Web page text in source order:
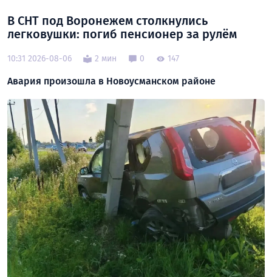
В СНТ под Воронежем столкнулись
легковушки: погиб пенсионер за рулём
10:31 2026-08-06 2 мин 0 147
Авария произошла в Новоусманском районе